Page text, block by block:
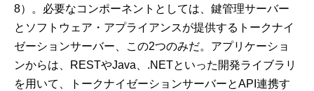
8）。必要なコンポーネントとしては、鍵管理サーバー
とソフトウェア・アプライアンスが提供するトークナイ
ゼーションサーバー、この2つのみだ。アプリケーショ
ンからは、RESTやJava、.NETといった開発ライブラリ
を用いて、トークナイゼーションサーバーとAPI連携す